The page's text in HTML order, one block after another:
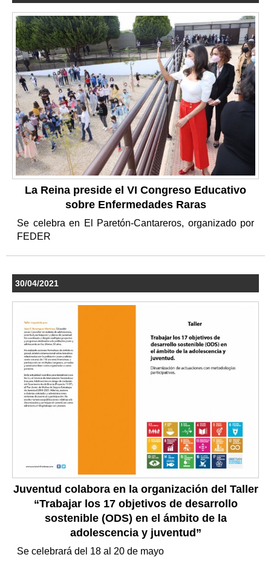
La Reina preside el VI Congreso Educativo
sobre Enfermedades Raras
Se celebra en El Paretón-Cantareros, organizado por
FEDER
30/04/2021
Juventud colabora en la organización del Taller
“Trabajar los 17 objetivos de desarrollo
sostenible (ODS) en el ámbito de la
adolescencia y juventud”
Se celebrará del 18 al 20 de mayo